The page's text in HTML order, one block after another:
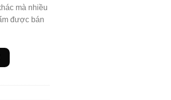
mà nhiều
được bán
tăng khoái cảm(nhập Mỹ) số lượng